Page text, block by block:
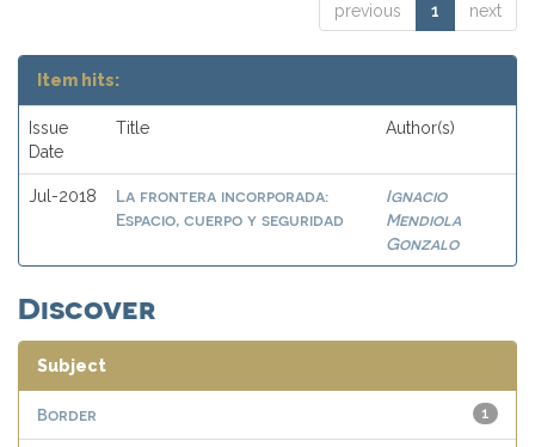
previous 1 next
Item hits:
Issue
Date
Title Author(s)
Jul-2018
La frontera incorporada:
Espacio, cuerpo y seguridad
Ignacio
Mendiola
Gonzalo
Discover
Subject
1
Border